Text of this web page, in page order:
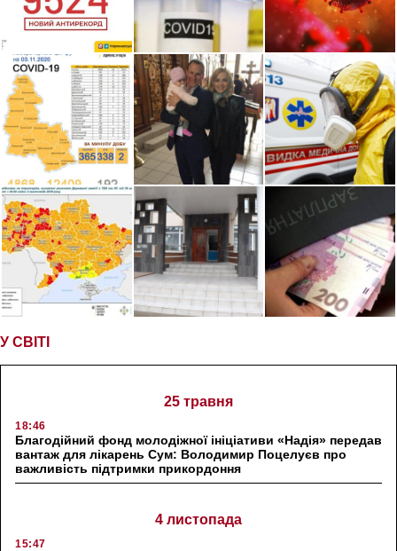
У СВІТІ
25 травня
18:46
Благодійний фонд молодіжної ініціативи «Надія» передав
вантаж для лікарень Сум: Володимир Поцелуєв про
важливість підтримки прикордоння
4 листопада
15:47